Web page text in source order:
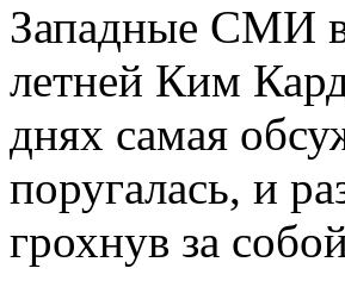
Западные СМИ
летней Ким
днях самая
поругалась, и
грохнув за